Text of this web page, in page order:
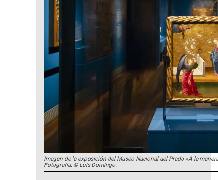
Imagen de la exposición del Museo Nacional del Prado «A la
Fotografía: © Luis Domingo.